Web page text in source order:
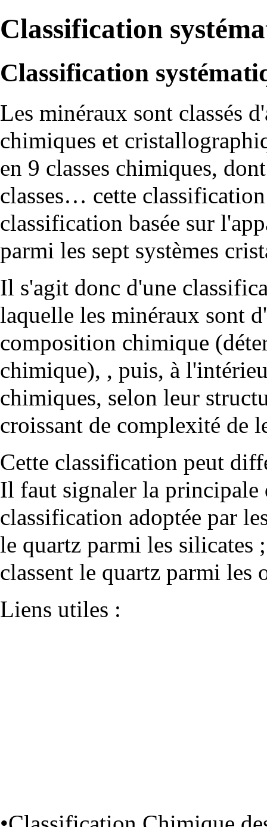
Classification
Classification
Les minéraux sont classés
chimiques et
en 9 classes chimiques,
classes… cette
classification basée sur
parmi les sept systèmes
Il s'agit donc d'une
laquelle les minéraux sont
composition chimique
chimique), , puis, à
chimiques, selon leur
croissant de complexité de
Cette classification peut
Il faut signaler la principale
classification adoptée par
le quartz parmi les silicates
classent le quartz parmi les
Liens utiles :